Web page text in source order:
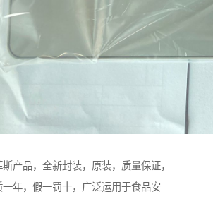
产品，全新封装，原装，质量保证，
一年，假一罚十，广泛运用于食品安